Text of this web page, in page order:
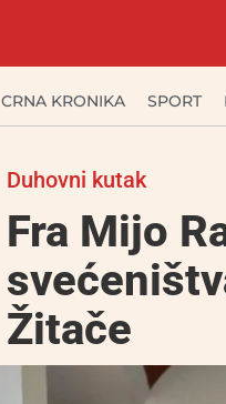
CRNA KRONIKA SPORT
Duhovni kutak
Fra Mijo
Žitače